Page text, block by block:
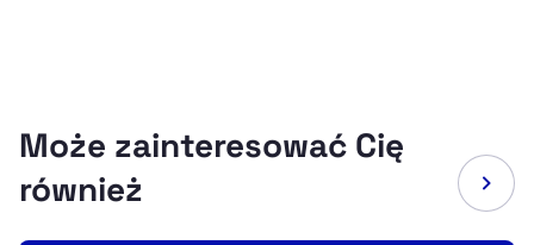
Może zainteresować Cię
również